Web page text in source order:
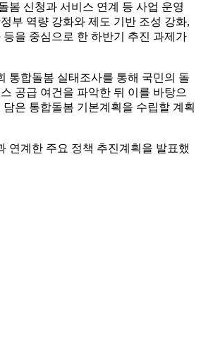
봄 신청과 서비스 연계 등 사업 운영
부 역량 강화와 제도 기반 조성 강화,
을 중심으로 한 하반기 추진 과제가
통합돌봄 실태조사를 통해 국민의 돌
공급 여건을 파악한 뒤 이를 바탕으
은 통합돌봄 기본계획을 수립할 계획
연계한 주요 정책 추진계획을 발표했